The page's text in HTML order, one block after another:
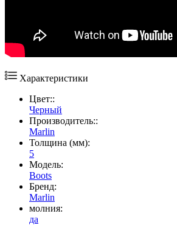
Характеристики
Цвет::
Черный
Производитель::
Marlin
Толщина (мм):
5
Модель:
Boots
Бренд:
Marlin
молния:
да